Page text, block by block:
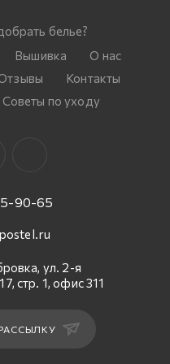
белье?
Вышивка
О нас
Контакты
Советы по уходу
90-65
ул. 2-я
стр. 1, офис 311